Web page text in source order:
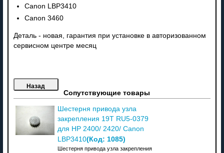
Canon LBP3410
Canon 3460
Деталь - новая, гарантия при установке в авторизованном
сервисном центре месяц
Сопутствующие товары
Шестерня привода узла
закрепления 19T RU5-0379
для HP 2400/ 2420/ Canon
LBP3410(Код: 1085)
Шестерня привода узла закрепления